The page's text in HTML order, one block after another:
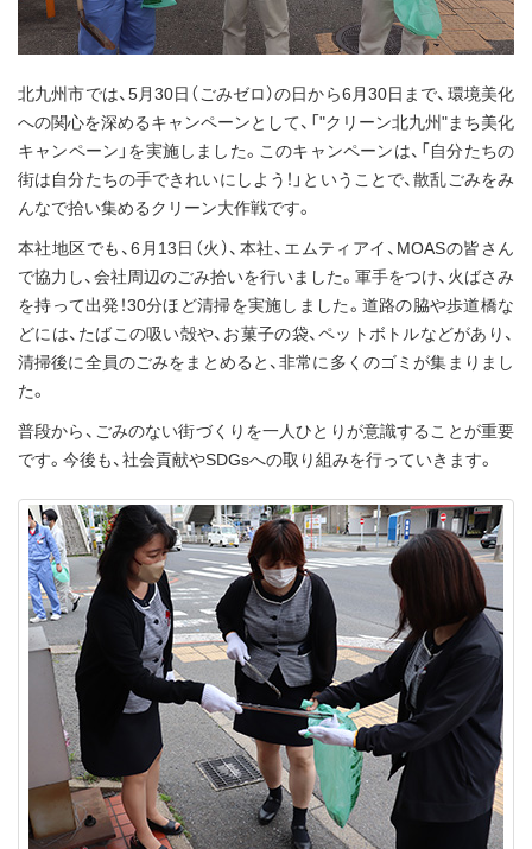
北九州市では、5月30日（ごみゼロ）の日から6月30日まで、環境美化
への関心を深めるキャンペーンとして、「"クリーン北九州"まち美化
キャンペーン」を実施しました。このキャンペーンは、「自分たちの
街は自分たちの手できれいにしよう！」ということで、散乱ごみをみ
んなで拾い集めるクリーン大作戦です。
本社地区でも、6月13日（火）、本社、エムティアイ、MOASの皆さん
で協力し、会社周辺のごみ拾いを行いました。軍手をつけ、火ばさみ
を持って出発！30分ほど清掃を実施しました。道路の脇や歩道橋な
どには、たばこの吸い殻や、お菓子の袋、ペットボトルなどがあり、
清掃後に全員のごみをまとめると、非常に多くのゴミが集まりまし
た。
普段から、ごみのない街づくりを一人ひとりが意識することが重要
です。今後も、社会貢献やSDGsへの取り組みを行っていきます。